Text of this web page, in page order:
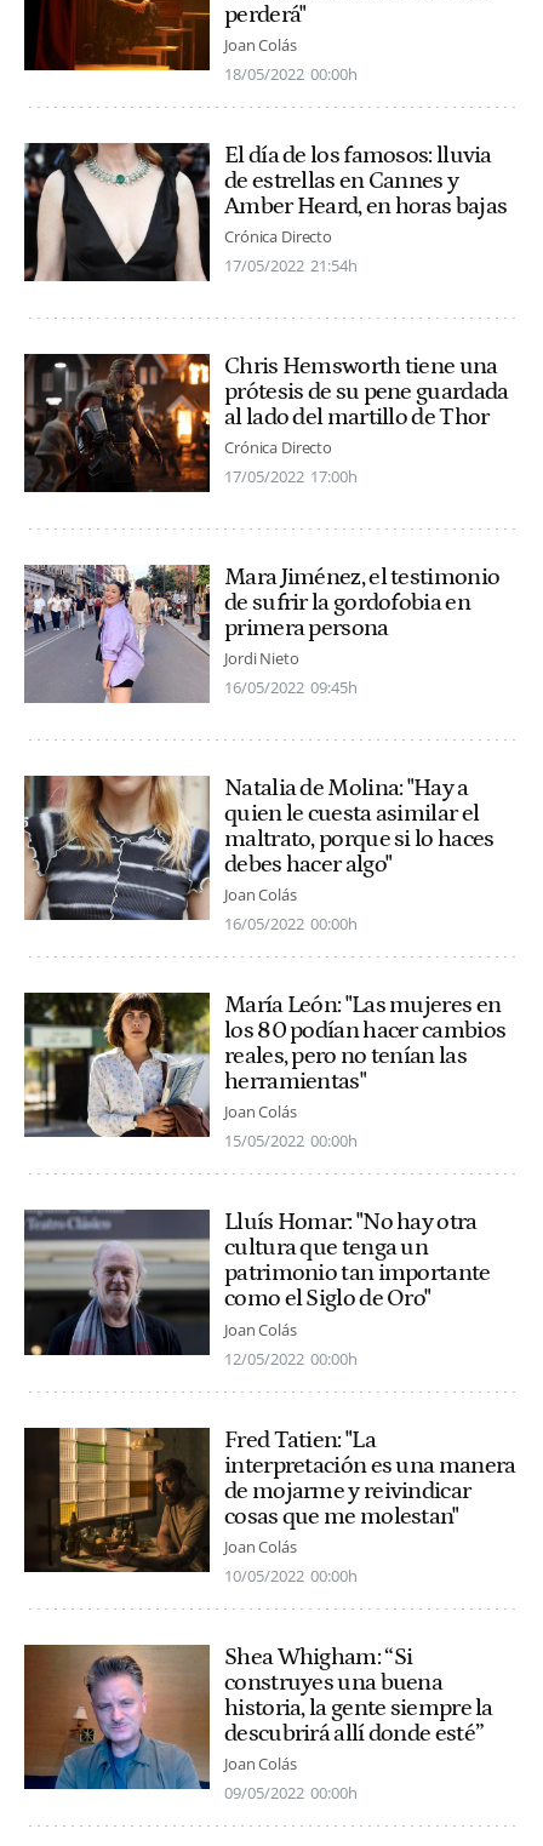
perderá"
Joan Colás
18/05/2022 00:00h
El día de los famosos: lluvia
de estrellas en Cannes y
Amber Heard, en horas bajas
Crónica Directo
17/05/2022 21:54h
Chris Hemsworth tiene una
prótesis de su pene guardada
al lado del martillo de Thor
Crónica Directo
17/05/2022 17:00h
Mara Jiménez, el testimonio
de sufrir la gordofobia en
primera persona
Jordi Nieto
16/05/2022 09:45h
Natalia de Molina: "Hay a
quien le cuesta asimilar el
maltrato, porque si lo haces
debes hacer algo"
Joan Colás
16/05/2022 00:00h
María León: "Las mujeres en
los 80 podían hacer cambios
reales, pero no tenían las
herramientas"
Joan Colás
15/05/2022 00:00h
Lluís Homar: "No hay otra
cultura que tenga un
patrimonio tan importante
como el Siglo de Oro"
Joan Colás
12/05/2022 00:00h
Fred Tatien: "La
interpretación es una manera
de mojarme y reivindicar
cosas que me molestan"
Joan Colás
10/05/2022 00:00h
Shea Whigham: “Si
construyes una buena
historia, la gente siempre la
descubrirá allí donde esté”
Joan Colás
09/05/2022 00:00h